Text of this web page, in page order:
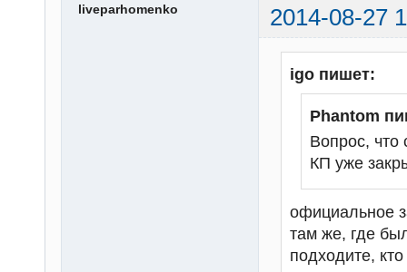
liveparhomenko 2014-08-27
igo пишет:
Phantom
Вопрос,
КП уже
официальное
там же, где
подходите,